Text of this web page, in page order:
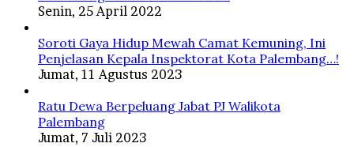
Senin, 25 April 2022
Soroti Gaya Hidup Mewah Camat Kemuning, Ini
Penjelasan Kepala Inspektorat Kota Palembang…!
Jumat, 11 Agustus 2023
Ratu Dewa Berpeluang Jabat PJ Walikota
Palembang
Jumat, 7 Juli 2023